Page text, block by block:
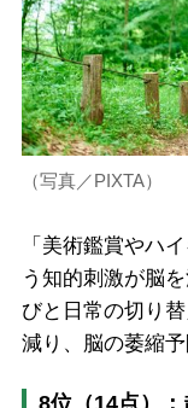
（写真／PIXTA）
「美術鑑賞やハ
う知的刺激が脳
びと日常の切り
減り、脳の萎縮
8位（14点）